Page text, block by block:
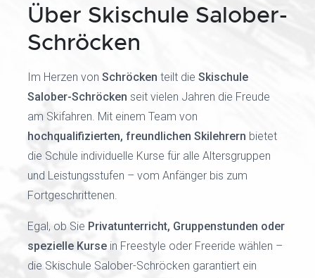
Über Skischule Salober-
Schröcken
Im Herzen von Schröcken teilt die Skischule
Salober-Schröcken seit vielen Jahren die Freude
am Skifahren. Mit einem Team von
hochqualifizierten, freundlichen Skilehrern bietet
die Schule individuelle Kurse für alle Altersgruppen
und Leistungsstufen – vom Anfänger bis zum
Fortgeschrittenen.
Egal, ob Sie Privatunterricht, Gruppenstunden oder
spezielle Kurse in Freestyle oder Freeride wählen –
die Skischule Salober-Schröcken garantiert ein